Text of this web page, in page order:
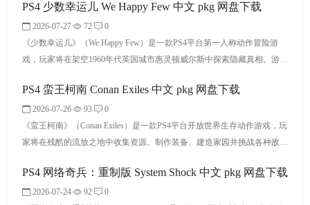
竞技玩法。玩家可以操控草薙京、八神庵等经典格斗家展开激烈对战，通
过连招、策略和团队搭配体验高速格斗乐趣，是SNK粉丝和格斗游戏玩
家不可错过的作品。
PS4 少数幸运儿 We Happy Few 中文 pkg 网盘下载
2026-07-27 72
0
《少数幸运儿》（We Happy Few）是一款PS4平台第一人称动作冒险游
戏，玩家将在架空1960年代英国城市惠灵顿威尔斯中探索隐藏真相。游戏
份、破解秘密并寻找逃离之路。凭借独特的反乌托邦设定、复古未来主义
画风和多角色剧情，本作适合喜欢沉浸式冒险与剧情探索的玩家。
PS4 蛮王柯南 Conan Exiles 中文 pkg 网盘下载
2026-07-26 93
0
《蛮王柯南》（Conan Exiles）是一款PS4平台开放世界生存动作游戏，玩
家将在残酷的流放之地中收集资源、制作装备、建造家园并挑战各种敌
好友合作以及在线服务器体验。凭借高度自由的沙盒系统和庞大的奇幻世
界，本作适合喜欢长期经营与创造玩法的生存游戏玩家。
PS4 网络奇兵：重制版 System Shock 中文 pkg 网盘下载
2026-07-24 92
0